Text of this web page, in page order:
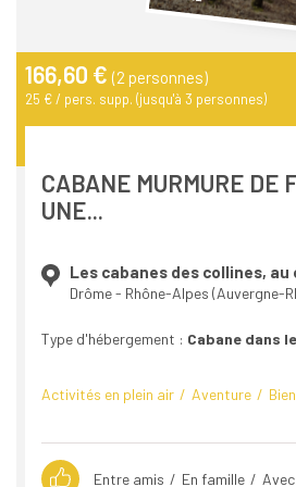
166,60 € (2 personnes)
25 € / pers. supp. (jusqu'à 3 personnes)
CABANE MURMURE DE
UNE...
Les cabanes des collines, au
Drôme - Rhône-Alpes (Auvergne-
Type d'hébergement : Cabane dans
Activités en plein air Aventure
Entre amis En famille